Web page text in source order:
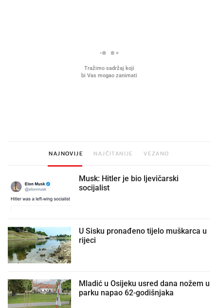
NAJNOVIJE NAJČITANIJE VEZANO
Musk: Hitler je bio ljevičarski
socijalist
U Sisku pronađeno tijelo muškarca u
rijeci
Mladić u Osijeku usred dana nožem u
parku napao 62-godišnjaka